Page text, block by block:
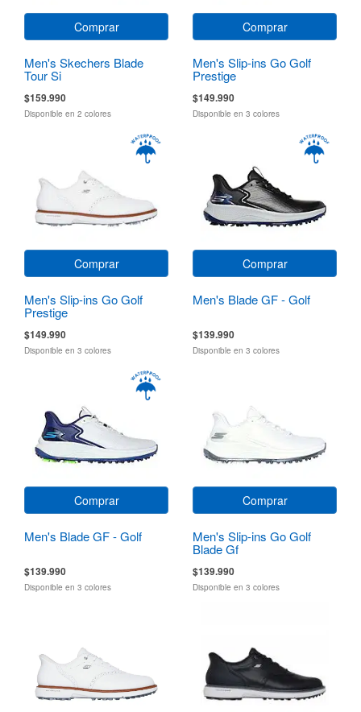
Comprar
Men's Skechers Blade
Tour Si
$159.990
Disponible en 2 colores
Comprar
Men's Slip-ins Go Golf
Prestige
$149.990
Disponible en 3 colores
Comprar
Men's Slip-ins Go Golf
Prestige
$149.990
Disponible en 3 colores
Comprar
Men's Blade GF - Golf
$139.990
Disponible en 3 colores
Comprar
Men's Blade GF - Golf
$139.990
Disponible en 3 colores
Comprar
Men's Slip-ins Go Golf
Blade Gf
$139.990
Disponible en 3 colores